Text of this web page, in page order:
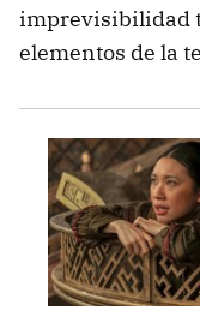
imprevisibilidad
elementos de la